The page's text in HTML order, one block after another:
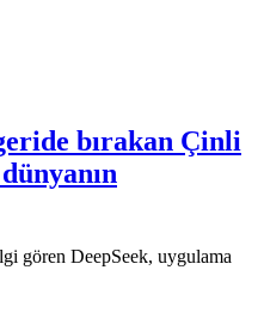
bırakan Çinli
gören DeepSeek, uygulama